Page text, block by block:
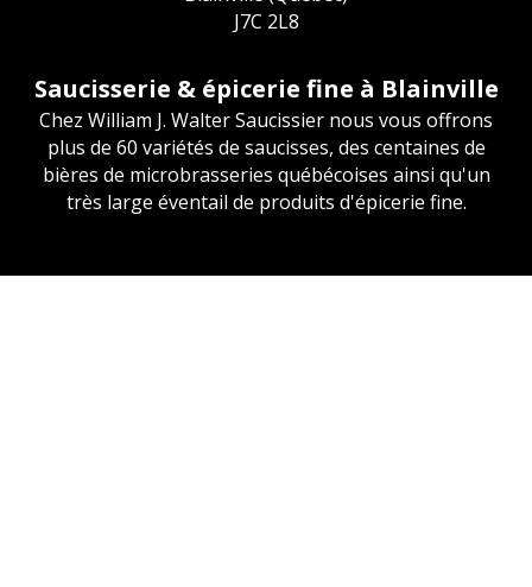
J7C 2L8
Saucisserie & épicerie fine à Blainville
Chez William J. Walter Saucissier nous vous offrons
plus de 60 variétés de saucisses, des centaines de
bières de microbrasseries québécoises ainsi qu'un
très large éventail de produits d'épicerie fine.